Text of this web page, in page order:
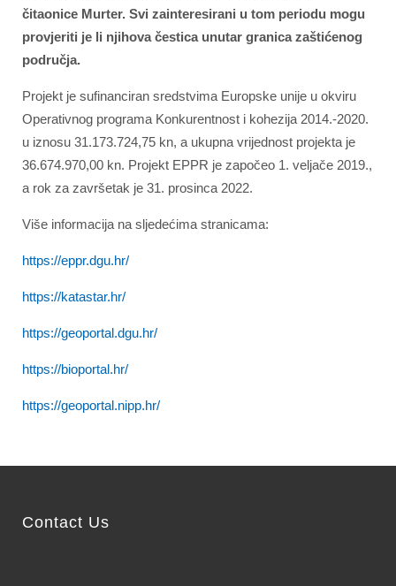
čitaonice Murter. Svi zainteresirani u tom periodu mogu
provjeriti je li njihova čestica unutar granica zaštićenog
područja.
Projekt je sufinanciran sredstvima Europske unije u okviru
Operativnog programa Konkurentnost i kohezija 2014.-2020.
u iznosu 31.173.724,75 kn, a ukupna vrijednost projekta je
36.674.970,00 kn. Projekt EPPR je započeo 1. veljače 2019.,
a rok za završetak je 31. prosinca 2022.
Više informacija na sljedećima stranicama:
https://eppr.dgu.hr/
https://katastar.hr/
https://geoportal.dgu.hr/
https://bioportal.hr/
https://geoportal.nipp.hr/
Contact Us